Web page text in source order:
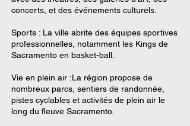
concerts, et des événements culturels.
Sports : La ville abrite des équipes sportives
professionnelles, notamment les Kings de
Sacramento en basket-ball.
Vie en plein air :La région propose de
nombreux parcs, sentiers de randonnée,
pistes cyclables et activités de plein air le
long du fleuve Sacramento.